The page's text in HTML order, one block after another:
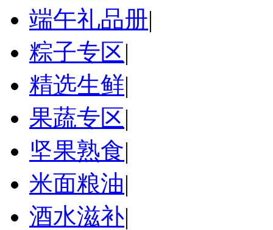
端午礼品册|
粽子专区|
精选生鲜|
果蔬专区|
坚果熟食|
米面粮油|
酒水滋补|